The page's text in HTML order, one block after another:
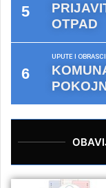
OTPAD
UPUTE I OBRASCI